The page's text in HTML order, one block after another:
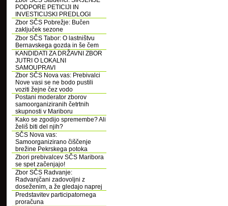
PODPORE PETICIJI IN
INVESTICIJSKI PREDLOGI
Zbor SČS Pobrežje: Bučen
zaključek sezone
Zbor SČS Tabor: O lastništvu
Bernavskega gozda in še čem
KANDIDATI ZA DRŽAVNI ZBOR
JUTRI O LOKALNI
SAMOUPRAVI
Zbor SČS Nova vas: Prebivalci
Nove vasi se ne bodo pustili
voziti žejne čez vodo
Postani moderator zborov
samoorganiziranih četrtnih
skupnosti v Mariboru
Kako se zgodijo spremembe? Ali
želiš biti del njih?
SČS Nova vas:
Samoorganizirano čiščenje
brežine Pekrskega potoka
Zbori prebivalcev SČS Maribora
se spet začenjajo!
Zbor SČS Radvanje:
Radvanjčani zadovoljni z
doseženim, a že gledajo naprej
Predstavitev participatornega
proračuna